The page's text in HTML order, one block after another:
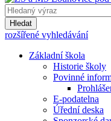
Hledat
rozšířené vyhledávání
Základní škola
Historie školy
Povinné
E-podatelna
Úřední deska